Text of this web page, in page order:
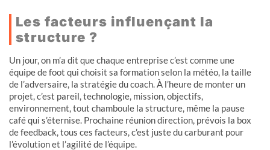
Les facteurs influençant la
structure ?
Un jour, on m’a dit que chaque entreprise c’est comme une
équipe de foot qui choisit sa formation selon la météo, la taille
de l’adversaire, la stratégie du coach. À l’heure de monter un
projet, c’est pareil, technologie, mission, objectifs,
environnement, tout chamboule la structure, même la pause
café qui s’éternise. Prochaine réunion direction, prévois la box
de feedback, tous ces facteurs, c’est juste du carburant pour
l’évolution et l’agilité de l’équipe.